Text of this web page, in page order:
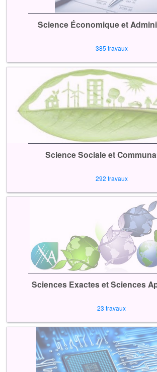
Science Économique et
385 travaux
Science Sociale et
292 travaux
Sciences Exactes et Sciences
23 travaux